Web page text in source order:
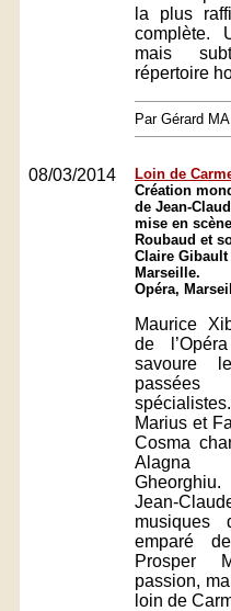
la plus
complète.
mais
répertoire
Par Gérard
08/03/2014
Loin de
Création
de Jean-
mise en
Roubaud et
Claire Gibault
Marseille.
Opéra,
Maurice
de
savoure
Marius et
Cosma
Alagna
Jean-
musiques
emparé
Prosper
passion,
loin de